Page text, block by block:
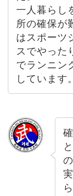
一人暮らし
所の確保が
はスポーツ
スでやった
でランニン
しています。